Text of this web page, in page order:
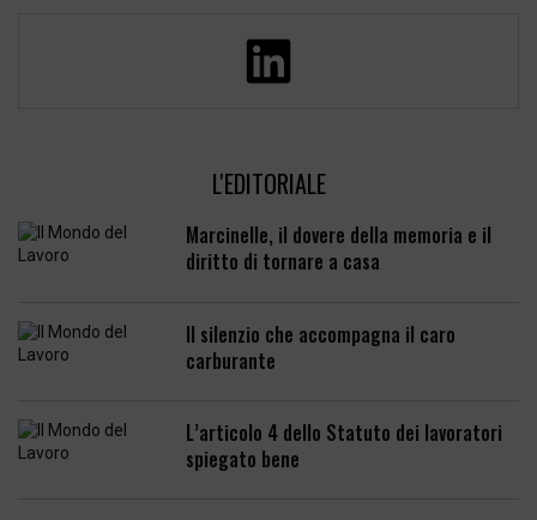
L'EDITORIALE
Marcinelle, il dovere della memoria e il
diritto di tornare a casa
Il silenzio che accompagna il caro
carburante
L’articolo 4 dello Statuto dei lavoratori
spiegato bene